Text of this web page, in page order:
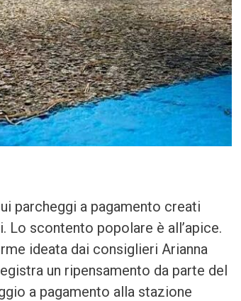
parcheggi a pagamento creati
Lo scontento popolare è all’apice.
ideata dai consiglieri Arianna
un ripensamento da parte del
a pagamento alla stazione